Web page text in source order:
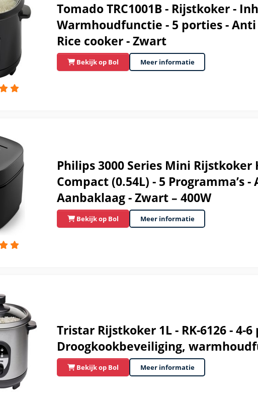
Tomado TRC1001B - Rijstkoker -
Warmhoudfunctie - 5 porties -
Rice cooker - Zwart
Bekijk op Bol Meer informatie
Philips 3000 Series Mini Rijstkoker
Compact (0.54L) - 5 Programma’s -
Aanbaklaag - Zwart – 400W
Bekijk op Bol Meer informatie
Tristar Rijstkoker 1L - RK-6126 - 4-
Droogkookbeveiliging,
Bekijk op Bol Meer informatie